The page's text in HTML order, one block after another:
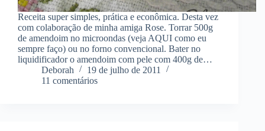
Receita super simples, prática e econômica. Desta vez
com colaboração de minha amiga Rose. Torrar 500g
de amendoim no microondas (veja AQUI como eu
sempre faço) ou no forno convencional. Bater no
liquidificador o amendoim com pele com 400g de…
Deborah
19 de julho de 2011
11 comentários